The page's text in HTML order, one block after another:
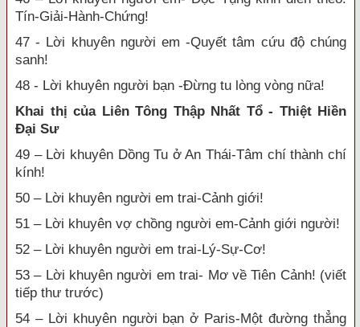
Tín-Giải-Hành-Chứng!
47 - Lời khuyên người em -Quyết tâm cứu độ chúng
sanh!
48 - Lời khuyên người bạn -Đừng tu lòng vòng nữa!
Khai thị của Liên Tông Thập Nhất Tổ - Thiệt Hiền
Đại Sư
49 – Lời khuyên Dồng Tu ở An Thái-Tâm chí thành chí
kính!
50 – Lời khuyên người em trai-Cảnh giới!
51 – Lời khuyên vợ chồng người em-Cảnh giới người!
52 – Lời khuyên người em trai-Lý-Sự-Cơ!
53 – Lời khuyên người em trai- Mơ về Tiên Cảnh! (viết
tiếp thư trước)
54 – Lời khuyên người bạn ở Paris-Một đường thẳng